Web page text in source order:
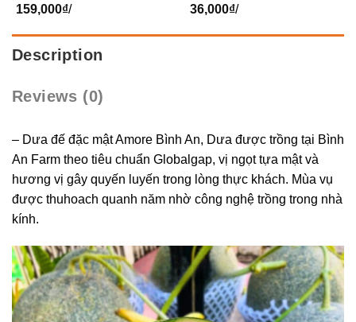
Mỹ
159,000₫/
Vị Đào GuNam
hộp) (Hộp)
36,000₫/
Description
Reviews (0)
– Dưa đế đặc mật Amore Bình An, Dưa được trồng tại Bình
An Farm theo tiêu chuẩn Globalgap, vị ngọt tựa mật và
hương vị gây quyến luyến trong lòng thực khách. Mùa vụ
được thuhoach quanh năm nhờ công nghệ trồng trong nhà
kính.